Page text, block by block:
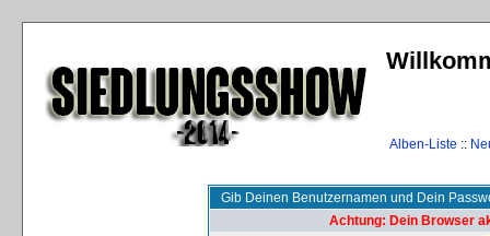
Alben-Liste ::
Gib Deinen Benutzernamen und Dein
Achtung: Dein Browser